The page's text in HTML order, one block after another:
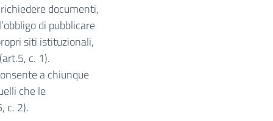
documenti,
di pubblicare
siti istituzionali,
(art.5, c. 1).
a chiunque
che le
c. 2).